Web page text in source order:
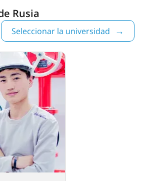
Rusia
Seleccionar la universidad